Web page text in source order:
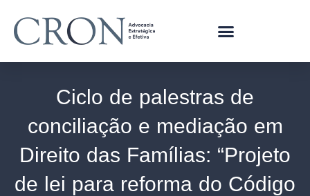
Ciclo de palestras de
conciliação e mediação em
Direito das Famílias: “Projeto
de lei para reforma do Código